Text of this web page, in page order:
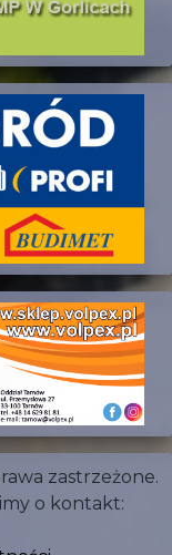
zastrzeżone.
o kontakt: